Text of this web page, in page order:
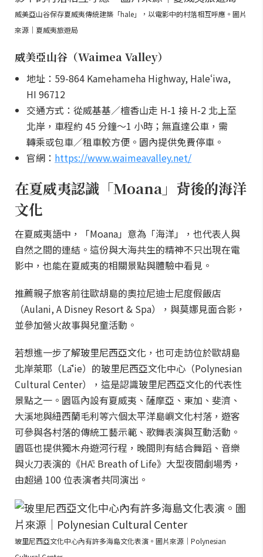
威美亞山谷保存夏威夷傳統建築「hale」，以電影中的村落相互呼應。圖片
來源｜夏威夷旅遊局
威美亞山谷（Waimea Valley）
地址：59-864 Kamehameha Highway, Haleʻiwa,
HI 96712
交通方式：從威基基／檀香山走 H-1 接 H-2 北上至
北岸，車程約 45 分鐘～1 小時；無直達公車，需
轉乘或包車／租車較方便。園內提供免費停車。
官網： https://www.waimeavalley.net/
在夏威夷認識「Moana」背後的海洋
文化
在夏威夷語中，「Moana」意為「海洋」，也代表人與
自然之間的連結。這份與大海共生的精神不只出現在電
影中，也能在夏威夷的相關景點與體驗中看見。
推薦親子旅客前往歐胡島的奧拉尼迪士尼度假飯店
（Aulani, A Disney Resort & Spa），與莫娜見面合影，
並參加營火故事與兒童活動。
若想進一步了解玻里尼西亞文化，也可走訪位於歐胡島
北岸萊耶（Lāʻie）的玻里尼西亞文化中心（Polynesian
Cultural Center），這是認識玻里尼西亞文化的代表性
景點之一。園區內設有夏威夷、薩摩亞、東加、斐濟、
大溪地與紐西蘭毛利等六個太平洋島嶼文化村落，遊客
可參與各村落的傳統工藝示範、歌舞表演與互動活動。
園區也提供獨木舟遊河行程，晚間則有結合舞蹈、音樂
與火刀表演的《HĀ: Breath of Life》大型夜間劇場秀，
由超過 100 位表演者共同演出。
玻里尼西亞文化中心內有許多海島文化表演。圖片來源｜Polynesian